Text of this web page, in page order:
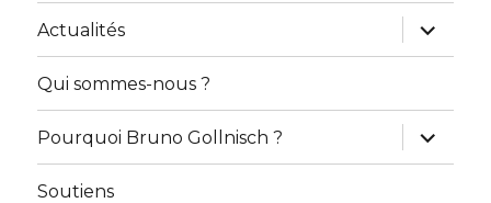
Actualités
ouvrir
le
sous-
Qui sommes-nous ?
Pourquoi Bruno Gollnisch ?
ouvrir
le
sous-
Soutiens